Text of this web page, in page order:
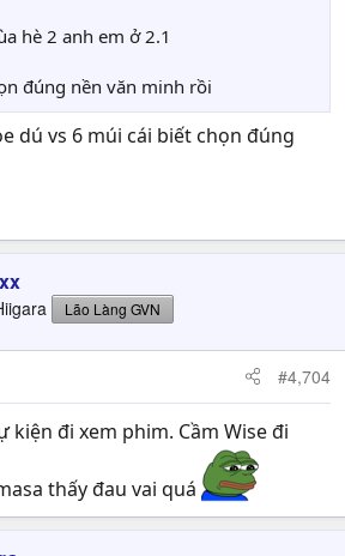
hè 2 anh em ở 2.1
đúng nền văn minh rồi
dú vs 6 múi cái biết chọn đúng
Lão Làng GVN
#4,704
kiện đi xem phim. Cầm Wise đi
thấy đau vai quá